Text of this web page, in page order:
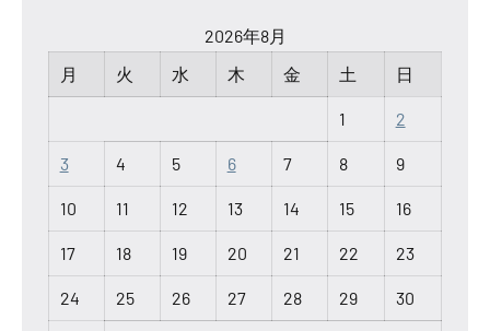
2026年8月
月
火 水 木 金 土 日
1 2
3 4 5 6 7 8 9
10 11 12 13 14 15 16
17 18 19 20 21 22 23
24 25 26 27 28 29 30